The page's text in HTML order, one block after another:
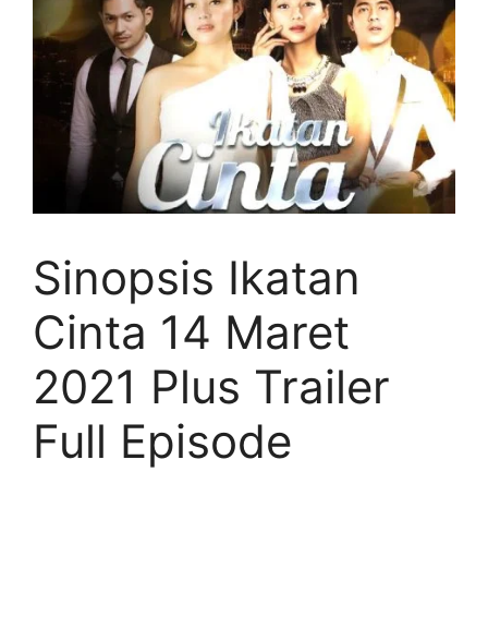
Sinopsis Ikatan
Cinta 14 Maret
2021 Plus Trailer
Full Episode